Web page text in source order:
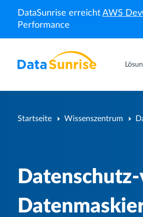
DataSunrise erreicht AWS
Performance
Startseite Wissenszentrum